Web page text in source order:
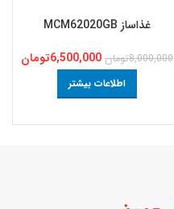
غذا‌ساز MCM62020GB
8,000,000تومان 6,500,000تومان
اطلاعات بیشتر